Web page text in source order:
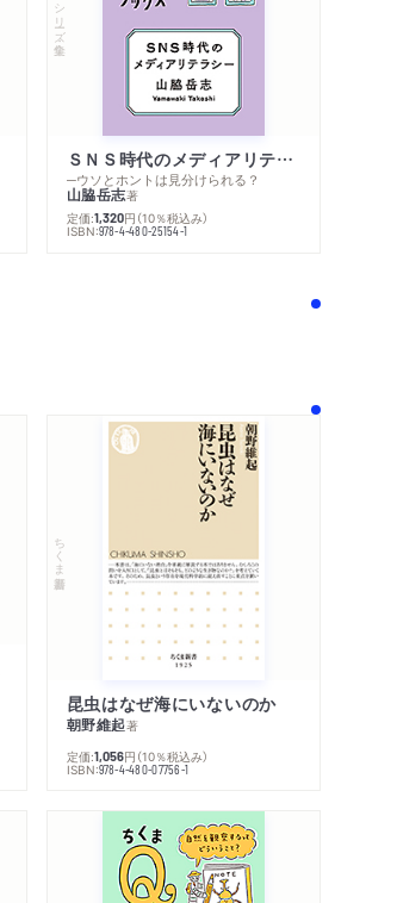
シリーズ・全集
ＳＮＳ時代のメディアリテラシー
─ウソとホントは見分けられる？
山脇岳志著
定価:1,320円 （10％税込み）
ISBN:978-4-480-25154-1
ちくま新書
昆虫はなぜ海にいないのか
朝野維起著
定価:1,056円 （10％税込み）
ISBN:978-4-480-07756-1